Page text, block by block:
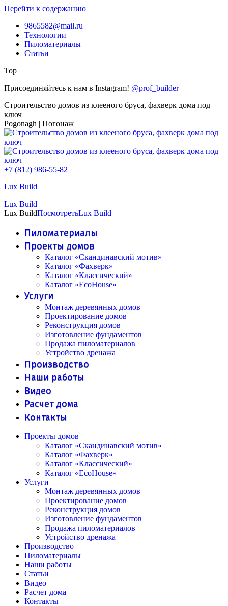
Перейти к содержанию
9865582@mail.ru
Технологии
Пиломатериалы
Статьи
Top
Присоединяйтесь к нам в Instagram! @prof_builder
Строительство домов из клееного бруса, фахверк дома под
ключ
Pogonagh | Погонаж
+7 (812) 986-55-82
Lux Build
Lux Build
Lux BuildПосмотретьLux Build
Пиломатериалы
Проекты домов
Каталог «Скандинавский мотив»
Каталог «Фахверк»
Каталог «Классический»
Каталог «EcoHouse»
Услуги
Монтаж деревянных домов
Проектирование домов
Реконструкция домов
Изготовление фундаментов
Продажа пиломатериалов
Устройство дренажа
Производство
Наши работы
Видео
Расчет дома
Контакты
Проекты домов
Каталог «Скандинавский мотив»
Каталог «Фахверк»
Каталог «Классический»
Каталог «EcoHouse»
Услуги
Монтаж деревянных домов
Проектирование домов
Реконструкция домов
Изготовление фундаментов
Продажа пиломатериалов
Устройство дренажа
Производство
Пиломатериалы
Наши работы
Статьи
Видео
Расчет дома
Контакты